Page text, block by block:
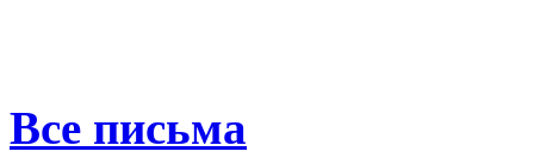
Все письма